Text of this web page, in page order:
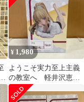
¥ 1,980
ようこそ実力至上主義
の教室へ 軽井沢恵
1/7 スケールフィギュア